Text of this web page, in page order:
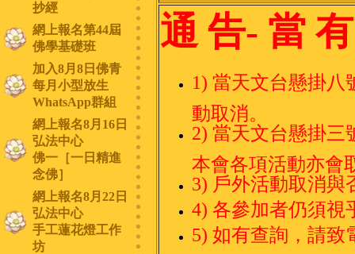
抄經
網上報名第44屆
佛學基礎班
加入8月8日佛青
每月小型放生
WhatsApp群組
網上報名8月16日
弘法中心
佛一［一日精進
念佛］
網上報名8月22日
弘法中心
手工蓮花燈工作
坊
通 告- 當
1) 當天文台懸掛八
動取消。
2) 當天文台懸掛三
本會各項活動亦會
3) 戶外活動取消與
4) 各參加者仍須視
5) 如有查詢，請致